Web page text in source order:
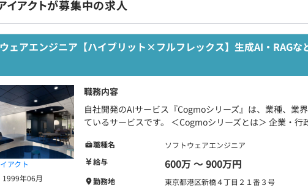
イアクトが募集中の求人
ェアエンジニア【ハイブリット×フルフレックス】生成AI・RAGな
アクト
1999年06月
職務内容
自社開発のAIサービス『Cogmoシリーズ』は、業種、業
ているサービスです。 ＜Cogmoシリーズとは＞ 企業・
職種名
ソフトウェアエンジニア
給与
600万 〜 900万円
勤務地
東京都港区新橋４丁目２１番３号